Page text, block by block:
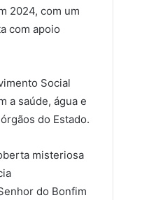
2024, com um
com apoio
Social
a saúde, água e
do Estado.
misteriosa
do Bonfim